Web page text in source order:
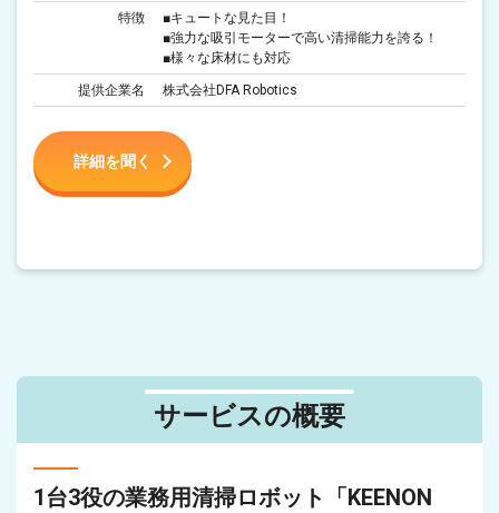
特徴
■キュートな見た目！
■強力な吸引モーターで高い清掃能力を誇る！
■様々な床材にも対応
提供企業名 株式会社DFA Robotics
詳細を聞く
サービスの概要
1台3役の業務用清掃ロボット「KEENON